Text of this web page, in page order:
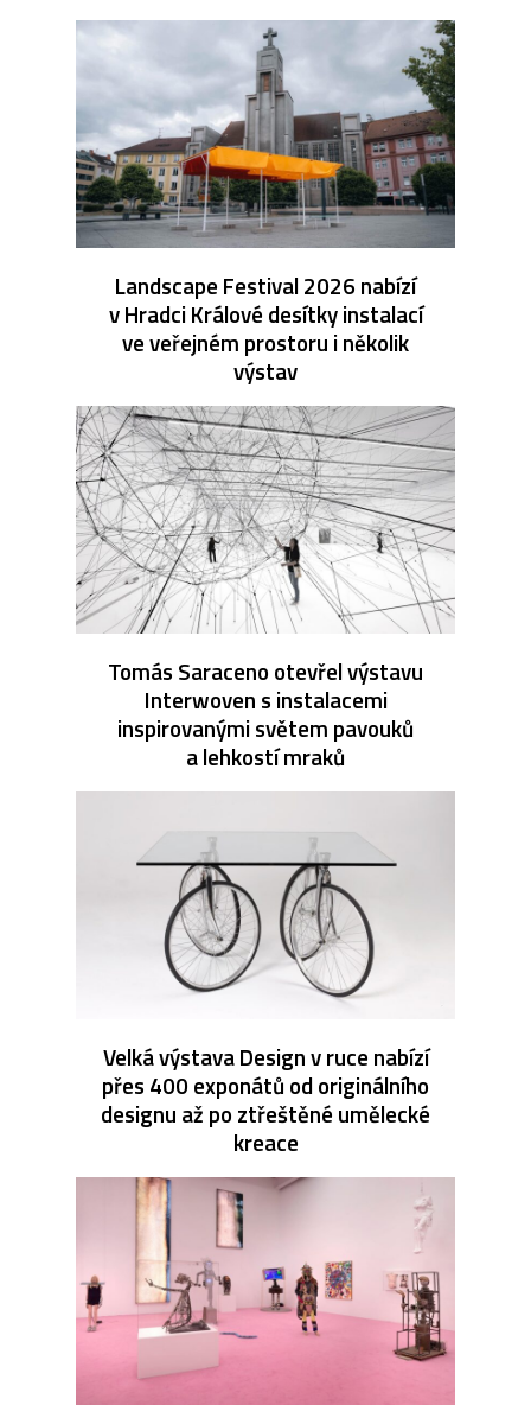
Landscape Festival 2026 nabízí
v Hradci Králové desítky instalací
ve veřejném prostoru i několik
výstav
Tomás Saraceno otevřel výstavu
Interwoven s instalacemi
inspirovanými světem pavouků
a lehkostí mraků
Velká výstava Design v ruce nabízí
přes 400 exponátů od originálního
designu až po ztřeštěné umělecké
kreace